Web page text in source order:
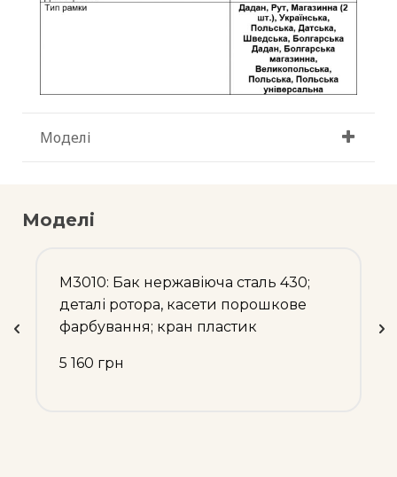
Моделі
Моделі
М3010: Бак нержавіюча сталь 430;
деталі ротора, касети порошкове
фарбування; кран пластик
5 160 грн